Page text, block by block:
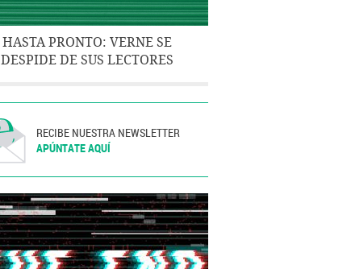
HASTA PRONTO: VERNE SE
DESPIDE DE SUS LECTORES
RECIBE NUESTRA NEWSLETTER
APÚNTATE AQUÍ